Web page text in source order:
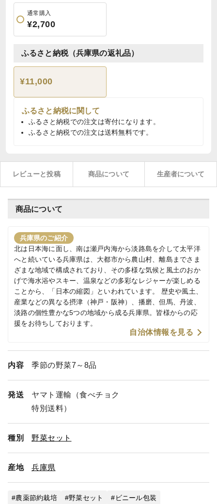
通常購入
¥2,700
ふるさと納税（兵庫県の返礼品）
¥11,000
ふるさと納税に関して
ふるさと納税での注文は寄付になります。
ふるさと納税での注文は送料無料です。
レビューと投稿 商品について 生産者について
商品について
兵庫県のご紹介
北は日本海に面し、南は瀬戸内海から淡路島を介して太平洋
へと続いている兵庫県は、大都市から農山村、離島までさま
ざまな地域で構成されており、その多様な気候と風土のおか
げで海水浴やスキー、温泉などの多彩なレジャーが楽しめる
ことから、「日本の縮図」といわれています。 歴史や風土、
産業などの異なる摂津（神戸・阪神）、播磨、但馬、丹波、
淡路の個性豊かな5つの地域から成る兵庫県。皆様からの応
援をお待ちしております。
自治体情報を見る
内容 季節の野菜7～8品
発送
ヤマト運輸（食べチョク
特別送料）
種別 野菜セット
産地 兵庫県
農薬節約栽培 野菜セット
ビニール包装